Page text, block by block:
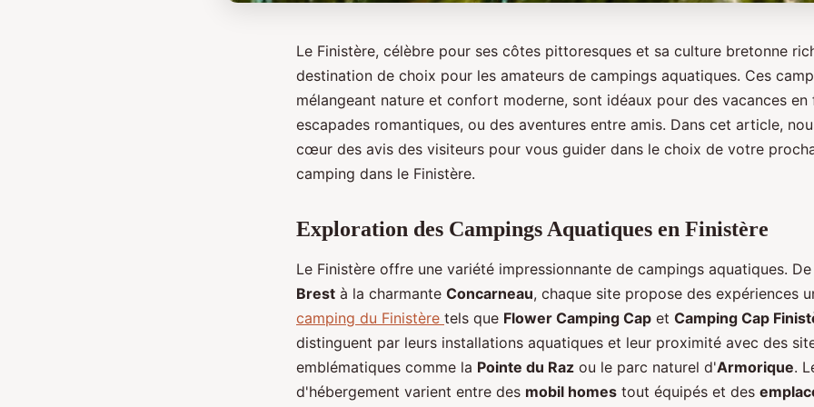
Le Finistère, célèbre pour ses côtes pittoresques et sa culture bretonne
destination de choix pour les amateurs de campings aquatiques. Ces
mélangeant nature et confort moderne, sont idéaux pour des vacances en
escapades romantiques, ou des aventures entre amis. Dans cet article,
cœur des avis des visiteurs pour vous guider dans le choix de votre
camping dans le Finistère.
Exploration des Campings Aquatiques en Finistère
Le Finistère offre une variété impressionnante de campings aquatiques.
Brest à la charmante Concarneau, chaque site propose des expériences
camping du Finistère tels que Flower Camping Cap et Camping Cap
distinguent par leurs installations aquatiques et leur proximité avec des
emblématiques comme la Pointe du Raz ou le parc naturel d'Armorique.
d'hébergement varient entre des mobil homes tout équipés et des